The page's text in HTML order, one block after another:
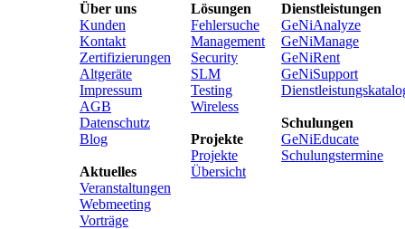
Über uns
Kunden
Kontakt
Zertifizierungen
Altgeräte
Impressum
AGB
Datenschutz
Blog
Aktuelles
Veranstaltungen
Webmeeting
Vorträge
Lösungen
Fehlersuche
Management
Security
SLM
Testing
Wireless
Projekte
Projekte
Übersicht
Dienstleistungen
GeNiAnalyze
GeNiManage
GeNiRent
GeNiSupport
Schulungen
GeNiEducate
Schulungstermine